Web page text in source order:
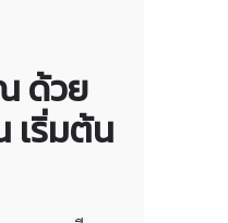
ด้วย
เริ่มต้น